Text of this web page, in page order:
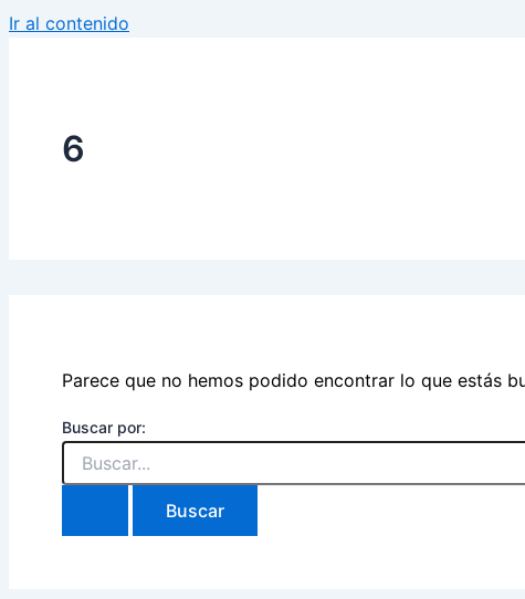
Ir al contenido
6
Parece que no hemos podido encontrar lo que estás
Buscar por: